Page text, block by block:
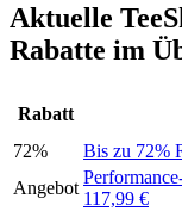
Aktuelle
Rabatte im
Rabatt
72%
Bis zu 72%
Angebot
117,99 €